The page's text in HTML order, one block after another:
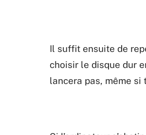
Il suffit ensuite de
choisir le disque dur
lancera pas, même